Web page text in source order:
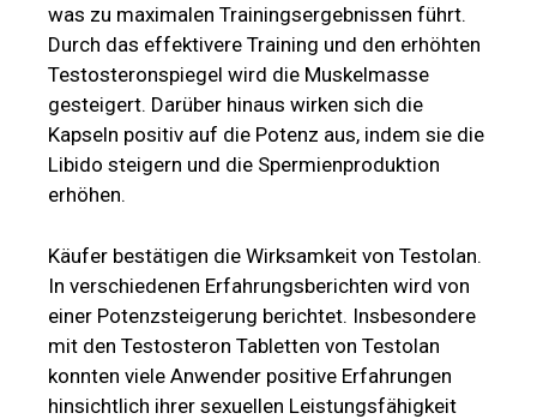
was zu maximalen Trainingsergebnissen führt.
Durch das effektivere Training und den erhöhten
Testosteronspiegel wird die Muskelmasse
gesteigert. Darüber hinaus wirken sich die
Kapseln positiv auf die Potenz aus, indem sie die
Libido steigern und die Spermienproduktion
erhöhen.
Käufer bestätigen die Wirksamkeit von Testolan.
In verschiedenen Erfahrungsberichten wird von
einer Potenzsteigerung berichtet. Insbesondere
mit den Testosteron Tabletten von Testolan
konnten viele Anwender positive Erfahrungen
hinsichtlich ihrer sexuellen Leistungsfähigkeit